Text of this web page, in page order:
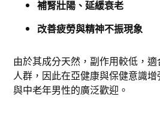
補腎壯陽、延緩衰老
改善疲勞與精神不振現象
由於其成分天然，副作用較低，
人群，因此在亞健康與保健意識
與中老年男性的廣泛歡迎。